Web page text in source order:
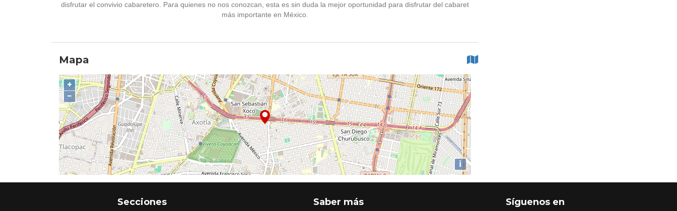
disfrutar el convivio cabaretero. Para quienes no nos conozcan, esta es sin duda la mejor oportunidad para disfrutar del cabaret
más importante en México.
Mapa
+
−
i
Secciones Saber más Síguenos en